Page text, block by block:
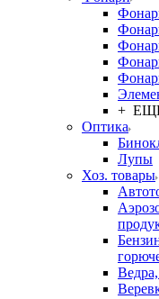
+
Оптика
Лупы
Хоз. товары